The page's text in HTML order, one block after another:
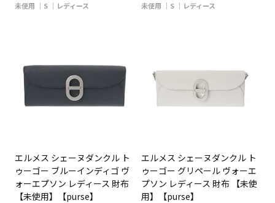
未使用 S レディース 未使用 S レディース
エルメス シェーヌダンクル ト
ゥーゴー ブルーインディゴ ヴ
ォーエプソン レディース 財布
【未使用】【purse】
エルメス シェーヌダンクル ト
ゥーゴー グリペール ヴォーエ
プソン レディース 財布 【未使
用】【purse】